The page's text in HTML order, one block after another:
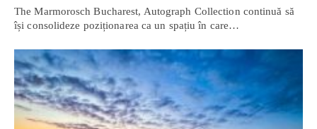
The Marmorosch Bucharest, Autograph Collection continuă să
își consolideze poziționarea ca un spațiu în care…